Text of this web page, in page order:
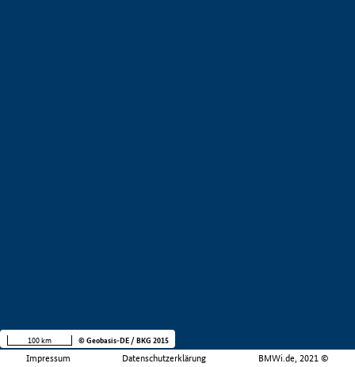
Impressum Datenschutzerklärung BMWi.de, 2021 ©
100 km © Geobasis-DE / BKG 2015